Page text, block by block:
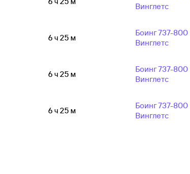
Винглетс
6 ч 25 м
Боинг 737-800
Винглетс
6 ч 25 м
Боинг 737-800
Винглетс
6 ч 25 м
Боинг 737-800
Винглетс